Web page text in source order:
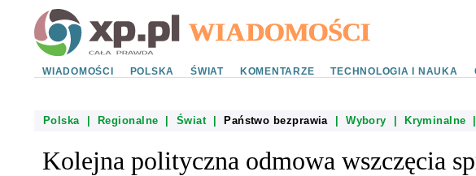
WIADOMOŚCI POLSKA ŚWIAT KOMENTARZE TECHNOLOGIA I NAUKA
Polska| Regionalne Świat| Państwo bezprawia|Wybory Kryminalne
Kolejna polityczna odmowa wszczęcia